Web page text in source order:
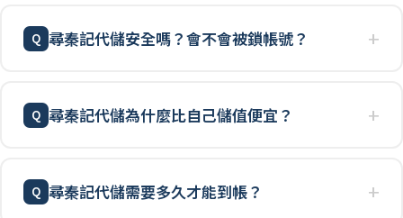
尋秦記代儲安全嗎？會不會被鎖帳號？
尋秦記代儲為什麼比自己儲值便宜？
尋秦記代儲需要多久才能到帳？